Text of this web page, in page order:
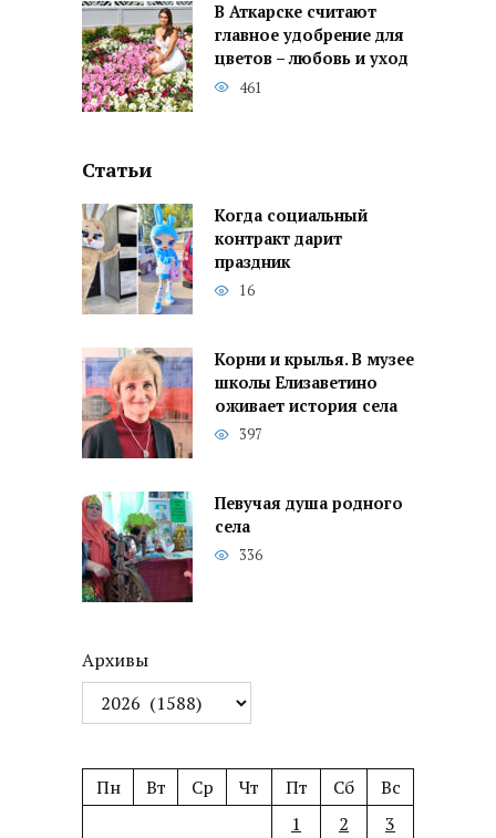
В Аткарске считают
главное удобрение для
цветов – любовь и уход
461
Статьи
Когда социальный
контракт дарит
праздник
16
Корни и крылья. В музее
школы Елизаветино
оживает история села
397
Певучая душа родного
села
336
Архивы
Пн Вт Ср Чт Пт Сб
Вс
1
2
3